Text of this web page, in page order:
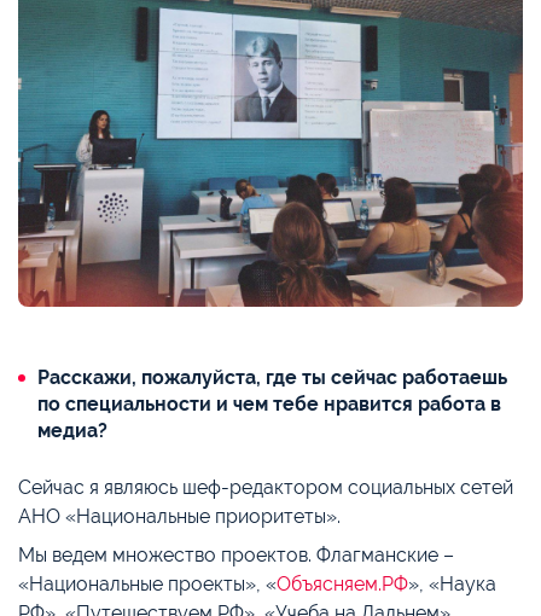
Расскажи, пожалуйста, где ты сейчас работаешь
по специальности и чем тебе нравится работа в
медиа?
Сейчас я являюсь шеф-редактором социальных сетей
АНО «Национальные приоритеты».
Мы ведем множество проектов. Флагманские –
«Национальные проекты», «Объясняем.РФ», «Наука